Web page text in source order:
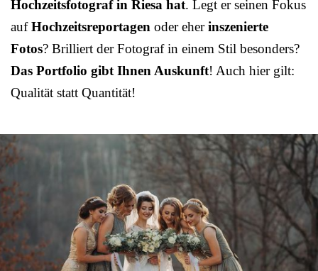
Hochzeitsfotograf in Riesa hat. Legt er seinen Fokus
aufHochzeitsreportagen oder eherinszenierte
Fotos? Brilliert der Fotograf in einem Stil besonders?
Das Portfolio gibt Ihnen Auskunft! Auch hier gilt:
Qualität statt Quantität!